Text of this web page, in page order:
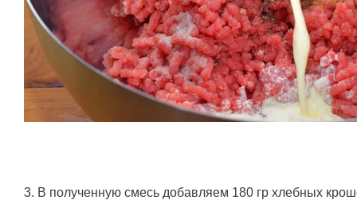
3. В полученную смесь добавляем 180 гр хлебных